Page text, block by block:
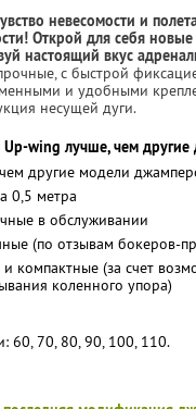
невесомости и
Открой для себя
настоящий вкус
с быстрой
и удобными
несущей дуги.
Up-wing лучше, чем
чем другие модели
0,5 метра
в обслуживании
(по отзывам бокеров-
компактные (за счет
коленного упора)
60, 70, 80, 90, 100, 110.